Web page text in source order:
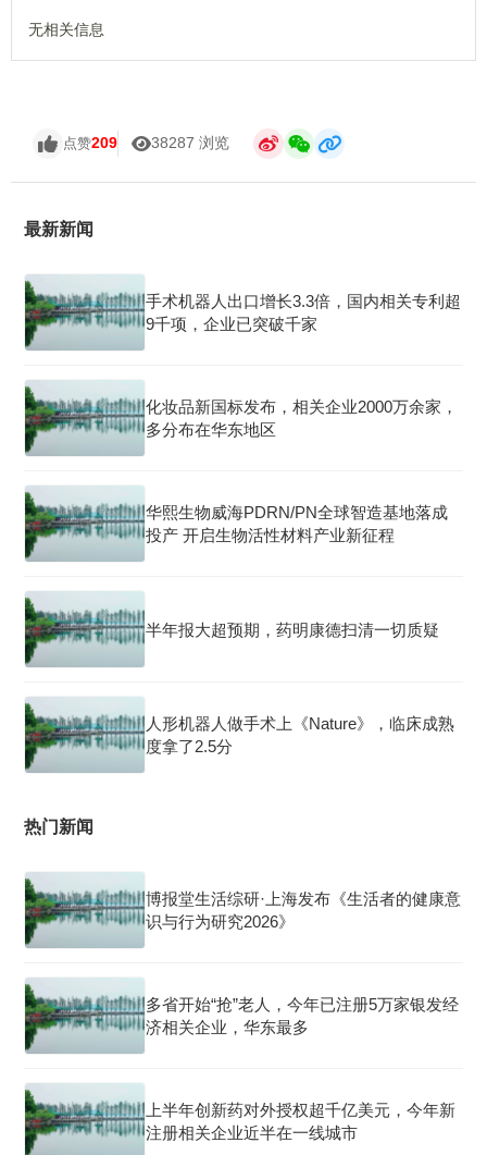
无相关信息
点赞209 38287 浏览
最新新闻
手术机器人出口增长3.3倍，国内相关专利超
9千项，企业已突破千家
化妆品新国标发布，相关企业2000万余家，
多分布在华东地区
华熙生物威海PDRN/PN全球智造基地落成
投产 开启生物活性材料产业新征程
半年报大超预期，药明康德扫清一切质疑
人形机器人做手术上《Nature》，临床成熟
度拿了2.5分
热门新闻
博报堂生活综研·上海发布《生活者的健康意
识与行为研究2026》
多省开始“抢”老人，今年已注册5万家银发经
济相关企业，华东最多
上半年创新药对外授权超千亿美元，今年新
注册相关企业近半在一线城市